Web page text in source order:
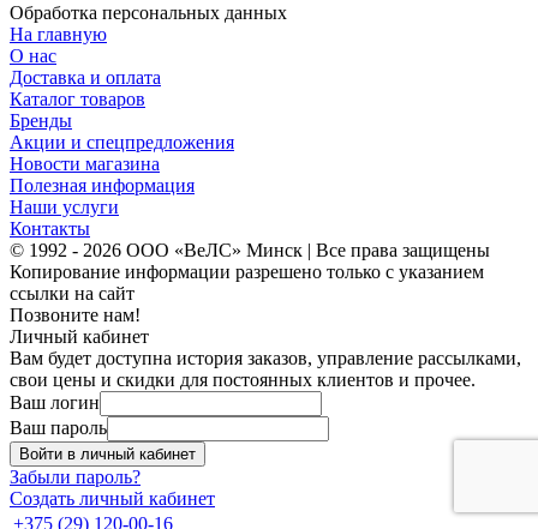
Обработка персональных данных
На главную
О нас
Доставка и оплата
Каталог товаров
Бренды
Акции и спецпредложения
Новости магазина
Полезная информация
Наши услуги
Контакты
© 1992 - 2026 ООО «ВеЛС» Минск | Все права защищены
Копирование информации разрешено только с указанием
ссылки на сайт
Позвоните нам!
Личный кабинет
Вам будет доступна история заказов, управление рассылками,
свои цены и скидки для постоянных клиентов и прочее.
Ваш логин
Ваш пароль
Войти в личный кабинет
Забыли пароль?
Создать личный кабинет
+375 (29) 120-00-16